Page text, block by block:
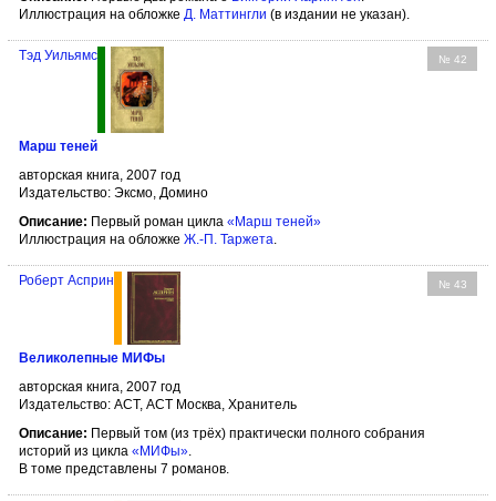
Иллюстрация на обложке Д. Маттингли (в издании не указан).
№ 42
Тэд Уильямс
Марш теней
авторская книга, 2007 год
Издательство: Эксмо, Домино
Описание: Первый роман цикла «Марш теней»
Иллюстрация на обложке Ж.-П. Таржета.
№ 43
Роберт Асприн
Великолепные МИФы
авторская книга, 2007 год
Издательство: АСТ, АСТ Москва, Хранитель
Описание: Первый том (из трёх) практически полного собрания
историй из цикла «МИФы».
В томе представлены 7 романов.